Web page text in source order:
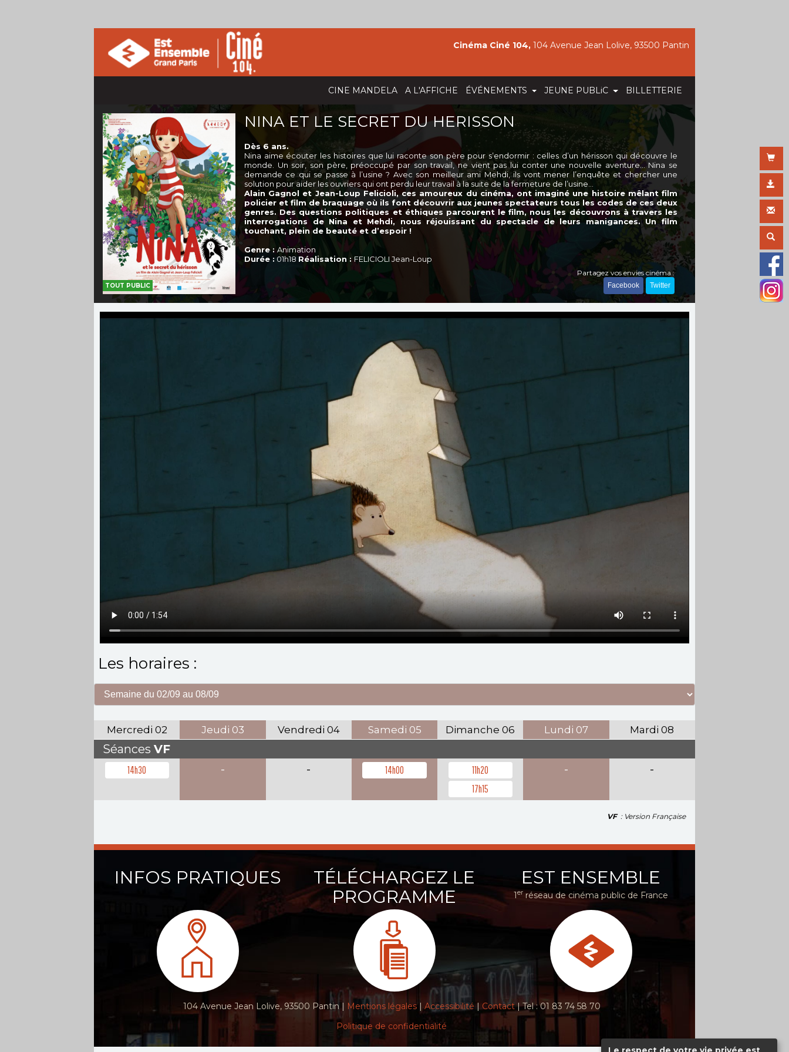
CINE MANDELA A L'AFFICHE ÉVÉNEMENTS JEUNE PUBLiC BILLETTERIE
Cinéma Ciné 104, 104 Avenue Jean Lolive, 93500 Pantin
TOUT PUBLIC
NINA ET LE SECRET DU HERISSON
Dès 6 ans.
Nina aime écouter les histoires que lui raconte son père pour s’endormir : celles d’un hérisson qui découvre le
monde. Un soir, son père, préoccupé par son travail, ne vient pas lui conter une nouvelle aventure... Nina se
demande ce qui se passe à l’usine ? Avec son meilleur ami Mehdi, ils vont mener l’enquête et chercher une
solution pour aider les ouvriers qui ont perdu leur travail à la suite de la fermeture de l’usine…
Alain Gagnol et Jean-Loup Felicioli, ces amoureux du cinéma, ont imaginé une histoire mêlant film
policier et film de braquage où ils font découvrir aux jeunes spectateurs tous les codes de ces deux
genres. Des questions politiques et éthiques parcourent le film, nous les découvrons à travers les
interrogations de Nina et Mehdi, nous réjouissant du spectacle de leurs manigances. Un film
touchant, plein de beauté et d’espoir !
Genre : Animation
Durée : 01h18 Réalisation :FELICIOLI Jean-Loup
Partagez vos envies cinéma :
Facebook Twitter
Les horaires :
Mercredi 02 Jeudi 03 Vendredi 04 Samedi 05 Dimanche 06 Lundi 07 Mardi 08
Séances VF
14h30 - - 14h00
11h20
17h15
- -
VF : Version Française
INFOS PRATIQUES
TÉLÉCHARGEZ LE
PROGRAMME
EST ENSEMBLE
1er réseau de cinéma public de France
104 Avenue Jean Lolive, 93500 Pantin | Mentions légales|Accessibilité | Contact| Tel : 01 83 74 58 70
Politique de confidentialité